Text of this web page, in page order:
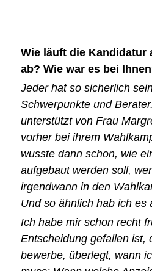
Wie läuft die Kandidatur
ab? Wie war es bei
Jeder hat so sicherlich
Schwerpunkte und
unterstützt von Frau
vorher bei ihrem
wusste dann schon, wie
aufgebaut werden soll,
irgendwann in den
Und so ähnlich hab ich es
Ich habe mir schon recht
Entscheidung gefallen ist,
bewerbe, überlegt, wann